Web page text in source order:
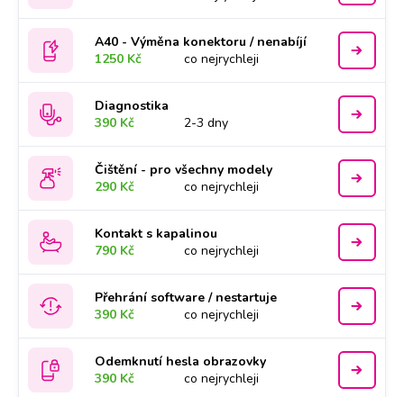
A40 - Výměna konektoru / nenabíjí
1250 Kč
co nejrychleji
Diagnostika
390 Kč
2-3 dny
Čištění - pro všechny modely
290 Kč
co nejrychleji
Kontakt s kapalinou
790 Kč
co nejrychleji
Přehrání software / nestartuje
390 Kč
co nejrychleji
Odemknutí hesla obrazovky
390 Kč
co nejrychleji